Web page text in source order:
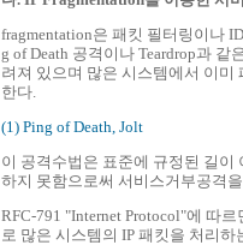
fragmentation은 패킷 필터링이나
g of Death 공격이나 Teardrop과
려져 있으며 많은 시스템에서 이
한다.
(1) Ping of Death, Jolt
이 공격수법은 표준에 규정된 길이
하지 못함으로써 서비스거부공격
RFC-791 "Internet Protocol"에 따
로 많은 시스템의 IP 패킷을 처리